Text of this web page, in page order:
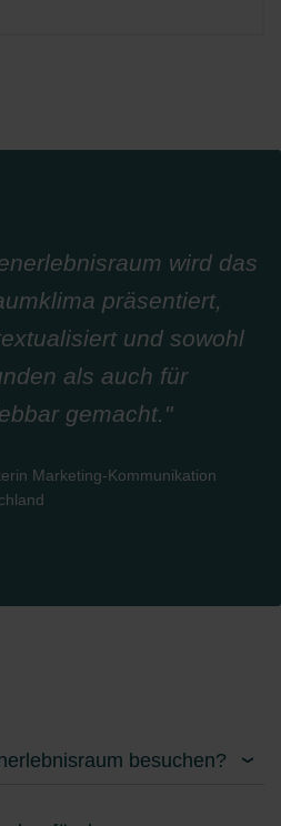
wird das
präsentiert,
und sowohl
als auch für
gemacht."
Marketing-Kommunikation
besuchen?